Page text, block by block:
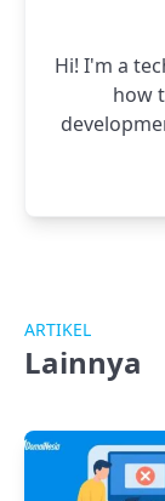
Hi! I'm a
how
ARTIKEL
Lainnya